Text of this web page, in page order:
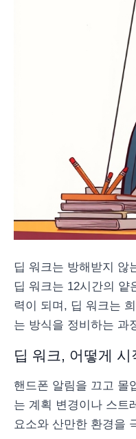
딥 워크는 방해받지 않
딥 워크는 12시간의 얕
력이 되며, 딥 워크는
는 방식을 정비하는 과
딥 워크, 어떻게 시
핸드폰 알림을 끄고 몰
는 계획 변경이나 스트
요소와 산만한 환경을